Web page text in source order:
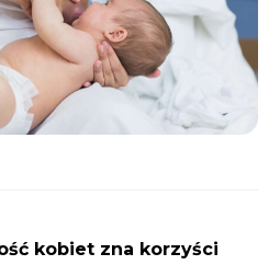
kobiet zna korzyści